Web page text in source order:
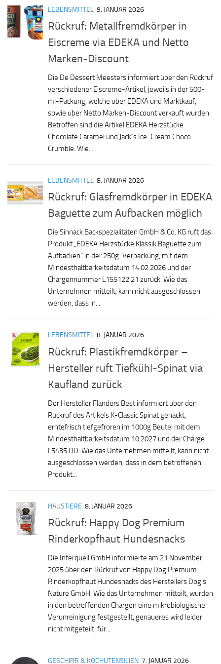
LEBENSMITTEL 9. JANUAR 2026
Rückruf: Metallfremdkörper in
Eiscreme via EDEKA und Netto
Marken-Discount
Die De Dessert Meesters informiert über den Rückruf
verschiedener Eiscreme-Artikel, jeweils in der 500-
ml-Packung, welche über EDEKA und Marktkauf,
sowie über Netto Marken-Discount verkauft wurden.
Betroffen sind die Artikel EDEKA Herzstücke
Chocolate Caramel und Jack´s Ice-Cream Choco
Crumble. Wie...
LEBENSMITTEL 8. JANUAR 2026
Rückruf: Glasfremdkörper in EDEKA
Baguette zum Aufbacken möglich
Die Sinnack Backspezialitäten GmbH & Co. KG ruft das
Produkt „EDEKA Herzstücke Klassik Baguette zum
Aufbacken” in der 250g-Verpackung, mit dem
Mindesthaltbarkeitsdatum 14.02.2026 und der
Chargennummer L155122 21 zurück. Wie das
Unternehmen mitteilt, kann nicht ausgeschlossen
werden, dass in...
LEBENSMITTEL 8. JANUAR 2026
Rückruf: Plastikfremdkörper –
Hersteller ruft Tiefkühl-Spinat via
Kaufland zurück
Der Hersteller Flanders Best informiert über den
Rückruf des Artikels K-Classic Spinat gehackt,
erntefrisch tiefgefroren im 1000g Beutel mit dem
Mindesthaltbarkeitsdatum 10.2027 und der Charge
L5435 DD. Wie das Unternehmen mitteilt, kann nicht
ausgeschlossen werden, dass in dem betroffenen
Produkt...
HAUSTIERE 8. JANUAR 2026
Rückruf: Happy Dog Premium
Rinderkopfhaut Hundesnacks
Die Interquell GmbH informierte am 21.November
2025 über den Rückruf von Happy Dog Premium
Rinderkopfhaut Hundesnacks des Herstellers Dog’s
Nature GmbH. Wie das Unternehmen mitteilt, wurden
in den betreffenden Chargen eine mikrobiologische
Verunreinigung festgestellt, genaueres wird leider
nicht mitgeteilt, für...
GESCHIRR & KOCHUTENSILIEN 7. JANUAR 2026